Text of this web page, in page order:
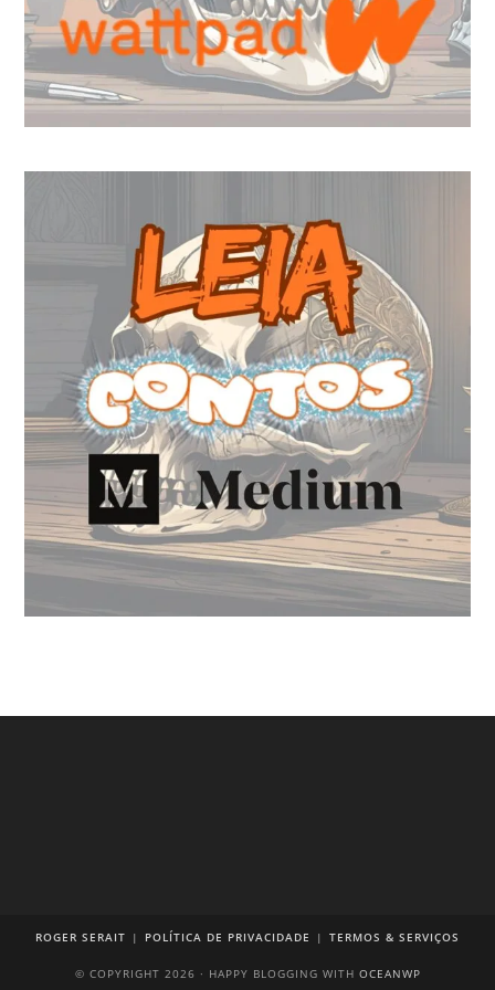
ROGER SERAIT POLÍTICA DE PRIVACIDADE TERMOS & SERVIÇOS
© COPYRIGHT 2026 · HAPPY BLOGGING WITH OCEANWP